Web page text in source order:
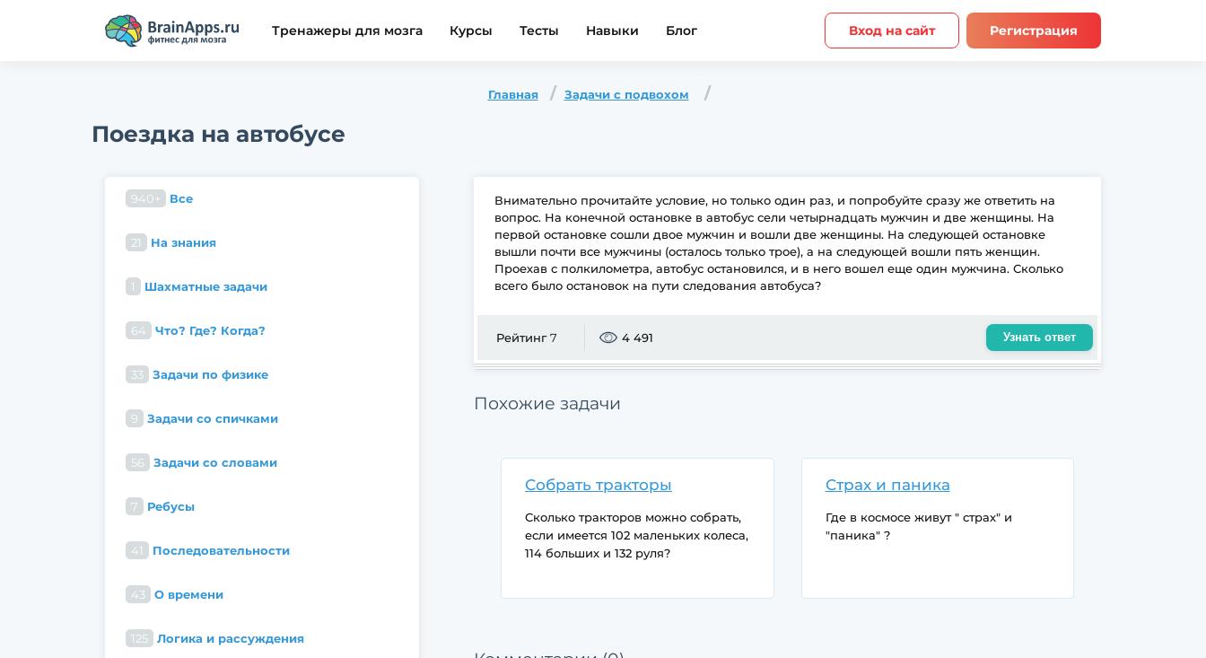
Тренажеры для мозга Курсы Тесты Навыки Блог Вход на сайт Регистрация
Главная Задачи с подвохом
Поездка на автобусе
940+ Все
21 На знания
1 Шахматные задачи
64 Что? Где? Когда?
33 Задачи по физике
9 Задачи со спичками
56 Задачи со словами
7 Ребусы
41 Последовательности
43 О времени
125 Логика и рассуждения
Внимательно прочитайте условие, но только один раз, и попробуйте сразу же ответить на
вопрос. На конечной остановке в автобус сели четырнадцать мужчин и две женщины. На
первой остановке сошли двое мужчин и вошли две женщины. На следующей остановке
вышли почти все мужчины (осталось только трое), а на следующей вошли пять женщин.
Проехав с полкилометра, автобус остановился, и в него вошел еще один мужчина. Сколько
всего было остановок на пути следования автобуса?
Рейтинг7 4 491 Узнать ответ
Похожие задачи
Собрать тракторы
Сколько тракторов можно собрать,
если имеется 102 маленьких колеса,
114 больших и 132 руля?
Страх и паника
Где в космосе живут " страх" и
"паника" ?